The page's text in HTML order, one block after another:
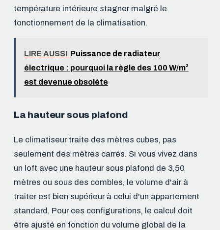
température intérieure stagner malgré le
fonctionnement de la climatisation.
LIRE AUSSI Puissance de radiateur
électrique : pourquoi la règle des 100 W/m²
est devenue obsolète
La hauteur sous plafond
Le climatiseur traite des mètres cubes, pas
seulement des mètres carrés. Si vous vivez dans
un loft avec une hauteur sous plafond de 3,50
mètres ou sous des combles, le volume d'air à
traiter est bien supérieur à celui d'un appartement
standard. Pour ces configurations, le calcul doit
être ajusté en fonction du volume global de la